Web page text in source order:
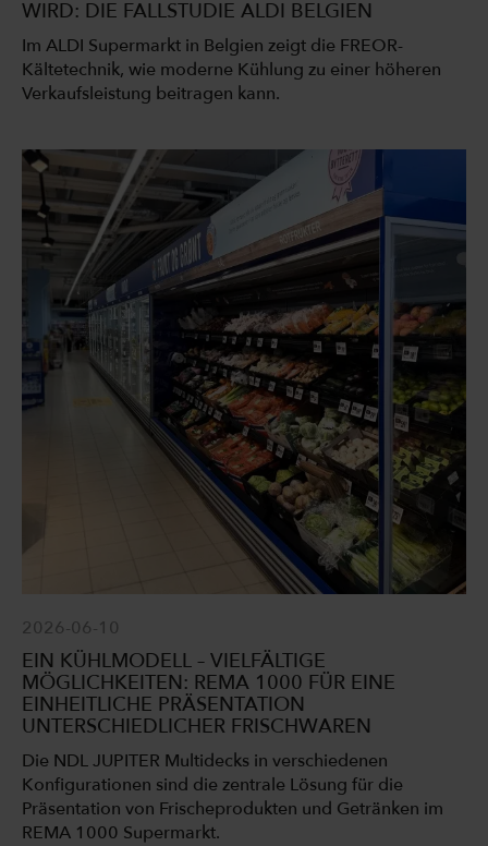
WIRD: DIE FALLSTUDIE ALDI BELGIEN
Im ALDI Supermarkt in Belgien zeigt die FREOR-
Kältetechnik, wie moderne Kühlung zu einer höheren
Verkaufsleistung beitragen kann.
2026-06-10
EIN KÜHLMODELL – VIELFÄLTIGE
MÖGLICHKEITEN: REMA 1000 FÜR EINE
EINHEITLICHE PRÄSENTATION
UNTERSCHIEDLICHER FRISCHWAREN
Die NDL JUPITER Multidecks in verschiedenen
Konfigurationen sind die zentrale Lösung für die
Präsentation von Frischeprodukten und Getränken im
REMA 1000 Supermarkt.